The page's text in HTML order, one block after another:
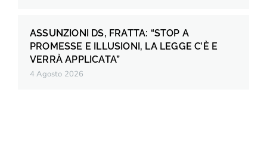
ASSUNZIONI DS, FRATTA: “STOP A
PROMESSE E ILLUSIONI, LA LEGGE C’È E
VERRÀ APPLICATA”
4 Agosto 2026